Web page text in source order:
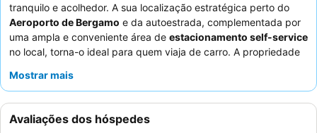
tranquilo e acolhedor. A sua localização estratégica perto do
Aeroporto de Bergamo e da autoestrada, complementada por
uma ampla e conveniente área de estacionamento self-service
no local, torna-o ideal para quem viaja de carro. A propriedade
uma máquina automática de snacks e bebidas disponível 24
consistentemente a
gentileza e a prestatividade
receção e do pequeno-almoço. Para uma estadia mais tranquila,
Mostrar mais
Avaliações dos hóspedes